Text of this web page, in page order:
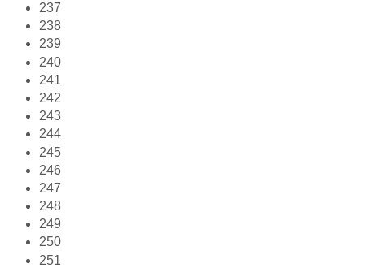
237
238
239
240
241
242
243
244
245
246
247
248
249
250
251